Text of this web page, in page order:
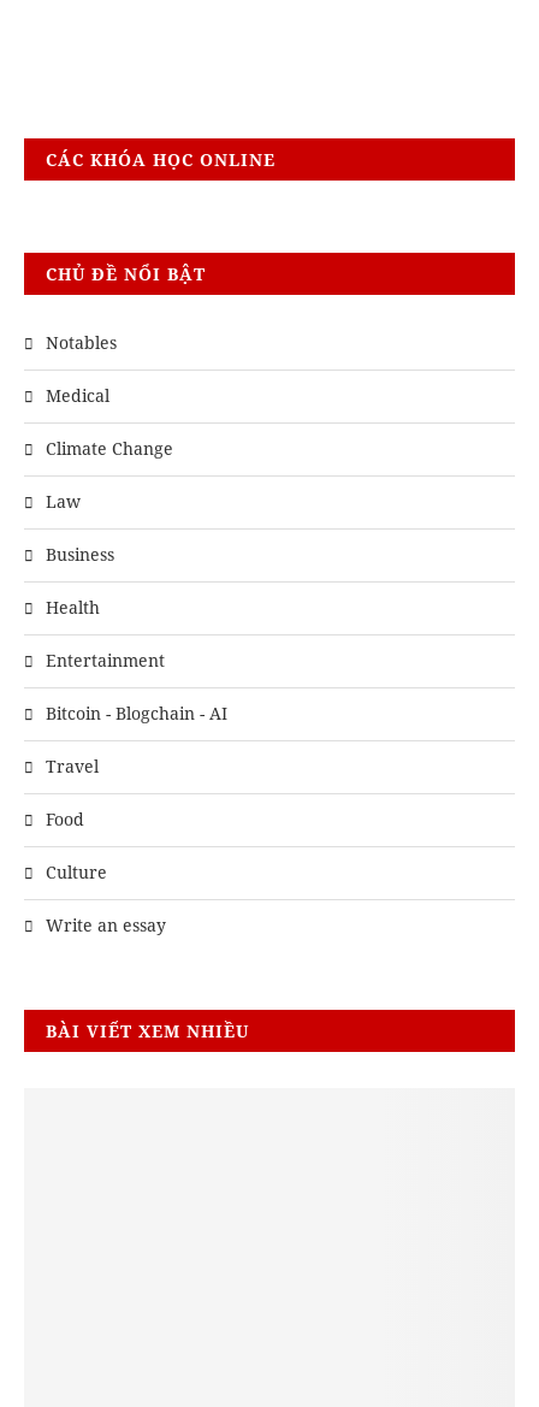
CÁC KHÓA HỌC ONLINE
CHỦ ĐỀ NỔI BẬT
Notables
Medical
Climate Change
Law
Business
Health
Entertainment
Bitcoin - Blogchain - AI
Travel
Food
Culture
Write an essay
BÀI VIẾT XEM NHIỀU